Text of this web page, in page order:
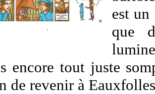
est
que
encore tout juste
de revenir à